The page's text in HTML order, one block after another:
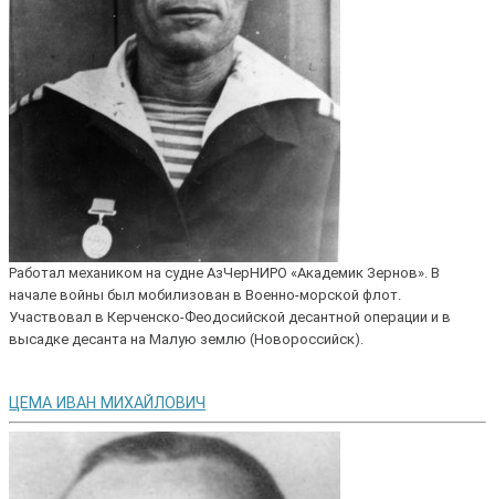
Работал механиком на судне АзЧерНИРО «Академик Зернов». В
начале войны был мобилизован в Военно-морской флот.
Участвовал в Керченско-Феодосийской десантной операции и в
высадке десанта на Малую землю (Новороссийск).
ЦЕМА ИВАН МИХАЙЛОВИЧ